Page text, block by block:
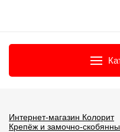
Интернет-магазин Колорит
Крепёж и замочно-